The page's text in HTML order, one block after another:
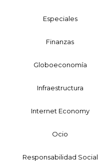
Especiales
Finanzas
Globoeconomía
Infraestructura
Internet Economy
Ocio
Responsabilidad Social